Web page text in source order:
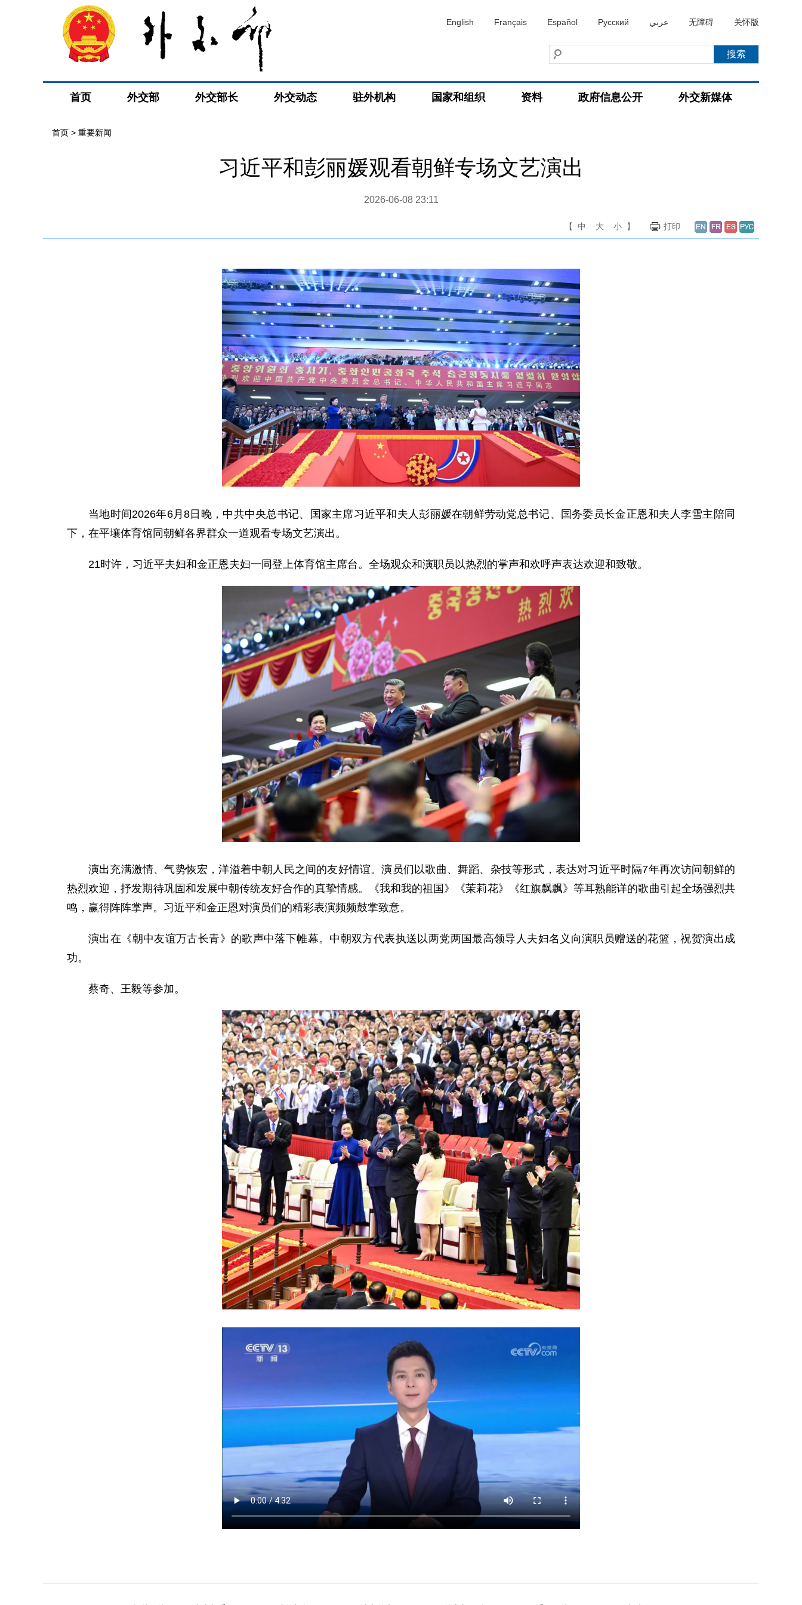
English Français Español Русский عربي 无障碍 关怀版
首页 外交部 外交部长 外交动态 驻外机构 国家和组织 资料 政府信息公开 外交新媒体
首页 > 重要新闻
习近平和彭丽媛观看朝鲜专场文艺演出
2026-06-08 23:11
【 中 大 小 】 打印
当地时间2026年6月8日晚，中共中央总书记、国家主席习近平和夫人彭丽媛在朝鲜劳动党总书记、国务委员长金正恩和夫人李雪主陪同
下，在平壤体育馆同朝鲜各界群众一道观看专场文艺演出。
21时许，习近平夫妇和金正恩夫妇一同登上体育馆主席台。全场观众和演职员以热烈的掌声和欢呼声表达欢迎和致敬。
演出充满激情、气势恢宏，洋溢着中朝人民之间的友好情谊。演员们以歌曲、舞蹈、杂技等形式，表达对习近平时隔7年再次访问朝鲜的
热烈欢迎，抒发期待巩固和发展中朝传统友好合作的真挚情感。《我和我的祖国》《茉莉花》《红旗飘飘》等耳熟能详的歌曲引起全场强烈共
鸣，赢得阵阵掌声。习近平和金正恩对演员们的精彩表演频频鼓掌致意。
演出在《朝中友谊万古长青》的歌声中落下帷幕。中朝双方代表执送以两党两国最高领导人夫妇名义向演职员赠送的花篮，祝贺演出成
功。
蔡奇、王毅等参加。